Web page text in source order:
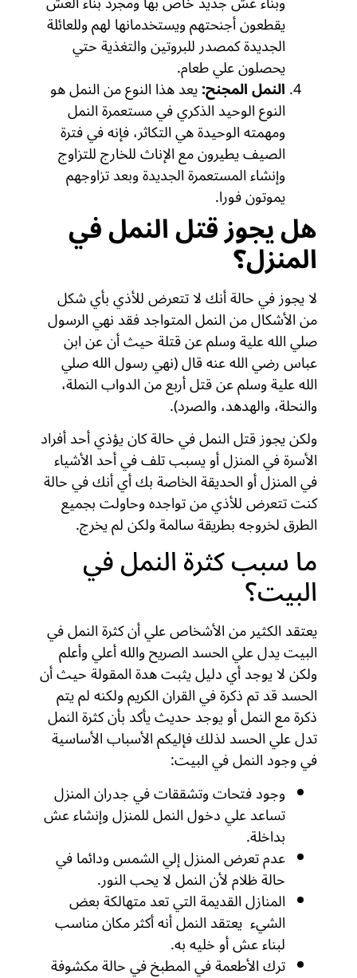
يقطعون أجنحتهم ويستخدمانها لهم وللعائلة
الجديدة كمصدر للبروتين والتغذية حتي
يحصلون علي طعام.
النمل المجنح:يعد هذا النوع من النمل هو
النوع الوحيد الذكري في مستعمرة النمل
ومهمته الوحيدة هي التكاثر، فإنه في فترة
الصيف يطيرون مع الإناث للخارج للتزاوج
وإنشاء المستعمرة الجديدة وبعد تزاوجهم
يموتون فورا.
هل يجوز قتل النمل في
المنزل؟
لا يجوز في حالة أنك لا تتعرض للأذي بأي شكل
من الأشكال من النمل المتواجد فقد نهي الرسول
صلي الله علية وسلم عن قتلة حيث أن عن ابن
عباس رضي الله عنه قال (نهي رسول الله صلي
الله علية وسلم عن قتل أربع من الدواب النملة،
والنحلة، والهدهد، والصرد).
ولكن يجوز قتل النمل في حالة كان يؤذي أحد أفراد
الأسرة في المنزل أو يسبب تلف في أحد الأشياء
في المنزل أو الحديقة الخاصة بك أي أنك في حالة
كنت تتعرض للأذي من تواجده وحاولت بجميع
الطرق لخروجه بطريقة سالمة ولكن لم يخرج.
ما سبب كثرة النمل في
البيت؟
يعتقد الكثير من الأشخاص علي أن كثرة النمل في
البيت يدل علي الحسد الصريح والله أعلي وأعلم
ولكن لا يوجد أي دليل يثبت هدة المقولة حيث أن
الحسد قد تم ذكرة في القران الكريم ولكنه لم يتم
ذكرة مع النمل أو يوجد حديث يأكد بأن كثرة النمل
تدل علي الحسد لذلك فإليكم الأسباب الأساسية
في وجود النمل في البيت:
وجود فتحات وتشققات في جدران المنزل
تساعد علي دخول النمل للمنزل وإنشاء عش
بداخلة.
عدم تعرض المنزل إلي الشمس ودائما في
حالة ظلام لأن النمل لا يحب النور.
المنازل القديمة التي تعد متهالكة بعض
الشيء يعتقد النمل أنه أكثر مكان مناسب
لبناء عش أو خليه به.
ترك الأطعمة في المطبخ في حالة مكشوفة